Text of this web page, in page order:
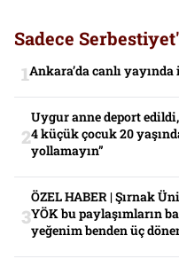
Sadece
Ankara’da canlı
Uygur anne deport
4 küçük çocuk 20
yollamayın”
ÖZEL HABER | Şırnak
YÖK bu paylaşımların
yeğenim benden üç